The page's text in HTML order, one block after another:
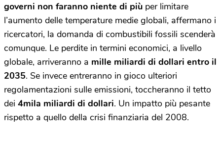
governi non faranno niente di più per limitare
l’aumento delle temperature medie globali, affermano i
ricercatori, la domanda di combustibili fossili scenderà
comunque. Le perdite in termini economici, a livello
globale, arriveranno a mille miliardi di dollari entro il
2035. Se invece entreranno in gioco ulteriori
regolamentazioni sulle emissioni, toccheranno il tetto
dei 4mila miliardi di dollari. Un impatto più pesante
rispetto a quello della crisi finanziaria del 2008.